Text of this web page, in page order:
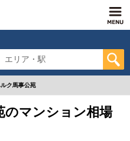
エリア・駅
ク馬事公苑
のマンション相場